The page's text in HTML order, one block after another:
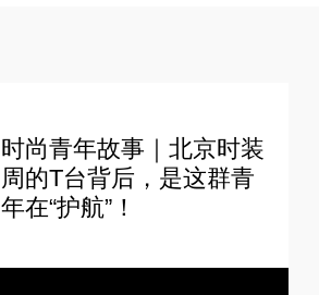
时尚青年故事｜北京时装
周的T台背后，是这群青
年在“护航”！